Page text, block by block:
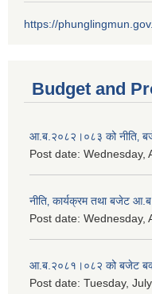
https://
Budget and
आ.ब.२०८२।०८३ को नीति‚
Post date: Wednesday,
नीति‚ कार्यक्रम तथा बजेट
Post date: Wednesday,
आ.ब.२०८१।०८२ को बजेट
Post date: Tuesday,